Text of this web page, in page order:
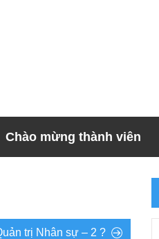
Chào mừng thành viên
trị Nhân sự – 2 ?